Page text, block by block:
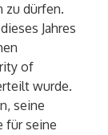
zu dürfen.
Jahres
of
wurde.
seine
für seine